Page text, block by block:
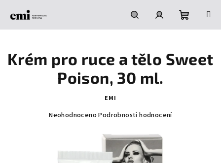
HledatPřihlášeníNákupní
košík
Krém pro ruce a tělo Sweet
Poison, 30 ml.
EMI
Průměrné
Neohodnoceno Podrobnosti hodnocení